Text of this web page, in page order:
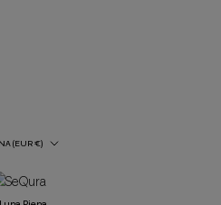
regione
(EUR €)